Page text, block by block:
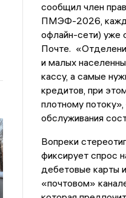
сообщил член
ПМЭФ-2026,
офлайн-сети) уже
Почте.
и малых
кассу, а самые
кредитов, при
плотному
обслуживания
Вопреки
фиксирует спрос
дебетовые карты
«почтовом»